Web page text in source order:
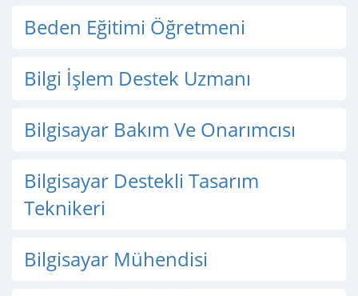
Beden Eğitimi Öğretmeni
Bilgi İşlem Destek Uzmanı
Bilgisayar Bakım Ve Onarımcısı
Bilgisayar Destekli Tasarım
Teknikeri
Bilgisayar Mühendisi